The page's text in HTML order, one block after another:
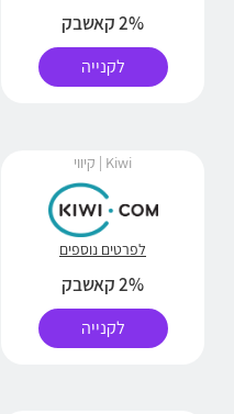
2% קאשבק
לקנייה
Kiwi | קיווי
לפרטים נוספים
2% קאשבק
לקנייה